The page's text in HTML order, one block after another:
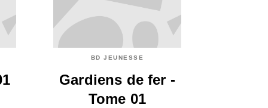
BD JEUNESSE
Gardiens de fer -
Tome 01